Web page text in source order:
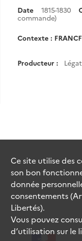
Date 1815-1830
commande)
Contexte :
Producteur :
Ce site utilise des
son bon
donnée
consentements
Libertés).
Vous pouvez
d’utilisation sur le